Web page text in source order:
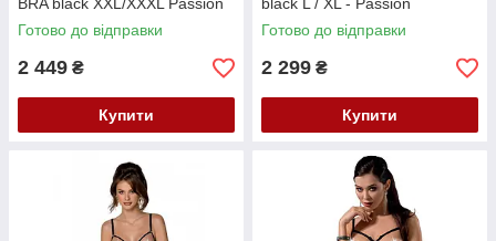
Кайф
Готово до відправки
2 449 ₴
Купити
Exclusive Кайф
Готово до відправки
2 299 ₴
Купити